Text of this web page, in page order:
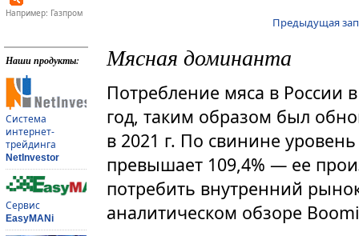
Например: Газпром
Наши продукты:
Система
интернет-
трейдинга
NetInvestor
Сервис
EasyMANi
Предыдущая
Мясная доминанта
Потребление мяса в России
год, таким образом был
в 2021 г. По свинине
превышает 109,4% — ее
потребить внутренний
аналитическом обзоре